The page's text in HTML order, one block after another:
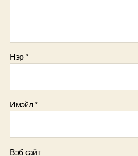
Нэр*
Имэйл*
Вэб сайт